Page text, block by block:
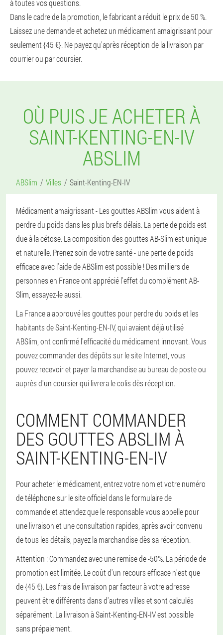
à toutes vos questions.
Dans le cadre de la promotion, le fabricant a réduit le prix de 50 %.
Laissez une demande et achetez un médicament amaigrissant pour
seulement {45 €}. Ne payez qu'après réception de la livraison par
courrier ou par coursier.
OÙ PUIS JE ACHETER À
SAINT-KENTING-EN-IV
ABSLIM
ABSlim Villes Saint-Kenting-EN-IV
Médicament amaigrissant - Les gouttes ABSlim vous aident à
perdre du poids dans les plus brefs délais. La perte de poids est
due à la cétose. La composition des gouttes AB-Slim est unique
et naturelle. Prenez soin de votre santé - une perte de poids
efficace avec l'aide de ABSlim est possible ! Des milliers de
personnes en France ont apprécié l'effet du complément AB-
Slim, essayez-le aussi.
La France a approuvé les gouttes pour perdre du poids et les
habitants de Saint-Kenting-EN-IV, qui avaient déjà utilisé
ABSlim, ont confirmé l'efficacité du médicament innovant. Vous
pouvez commander des dépôts sur le site Internet, vous
pouvez recevoir et payer la marchandise au bureau de poste ou
auprès d'un coursier qui livrera le colis dès réception.
COMMENT COMMANDER
DES GOUTTES ABSLIM À
SAINT-KENTING-EN-IV
Pour acheter le médicament, entrez votre nom et votre numéro
de téléphone sur le site officiel dans le formulaire de
commande et attendez que le responsable vous appelle pour
une livraison et une consultation rapides, après avoir convenu
de tous les détails, payez la marchandise dès sa réception.
Attention : Commandez avec une remise de -50%. La période de
promotion est limitée. Le coût d'un recours efficace n'est que
de {45 €}. Les frais de livraison par facteur à votre adresse
peuvent être différents dans d'autres villes et sont calculés
séparément. La livraison à Saint-Kenting-EN-IV est possible
sans prépaiement.